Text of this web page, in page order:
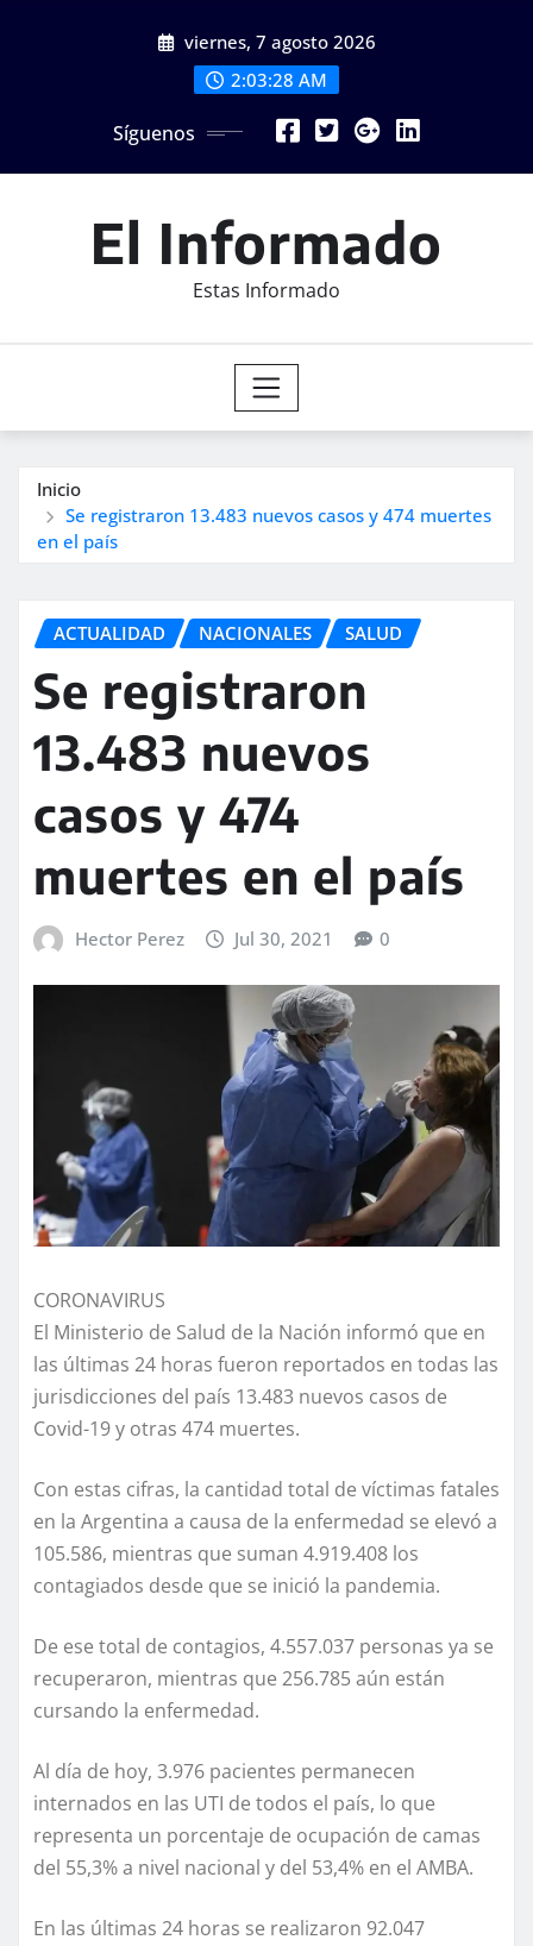
viernes, 7 agosto 2026
2:03:29 AM
Síguenos
El Informado
Estas Informado
Inicio
Se registraron 13.483 nuevos casos y 474 muertes
en el país
ACTUALIDAD NACIONALES SALUD
Se registraron
13.483 nuevos
casos y 474
muertes en el país
Hector Perez Jul 30, 2021 0
CORONAVIRUS
El Ministerio de Salud de la Nación informó que en
las últimas 24 horas fueron reportados en todas las
jurisdicciones del país 13.483 nuevos casos de
Covid-19 y otras 474 muertes.
Con estas cifras, la cantidad total de víctimas fatales
en la Argentina a causa de la enfermedad se elevó a
105.586, mientras que suman 4.919.408 los
contagiados desde que se inició la pandemia.
De ese total de contagios, 4.557.037 personas ya se
recuperaron, mientras que 256.785 aún están
cursando la enfermedad.
Al día de hoy, 3.976 pacientes permanecen
internados en las UTI de todos el país, lo que
representa un porcentaje de ocupación de camas
del 55,3% a nivel nacional y del 53,4% en el AMBA.
En las últimas 24 horas se realizaron 92.047